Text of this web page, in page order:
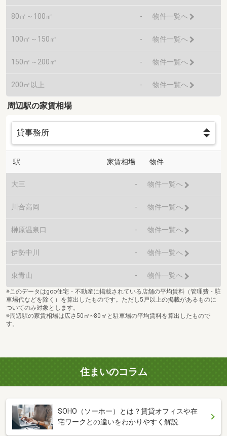
80㎡～100㎡ - 物件一覧へ
100㎡～150㎡ - 物件一覧へ
150㎡～200㎡ - 物件一覧へ
200㎡以上 - 物件一覧へ
周辺駅の家賃相場
駅 家賃相場 物件
大三 - 物件一覧へ
川合高岡 - 物件一覧へ
榊原温泉口 - 物件一覧へ
伊勢中川 - 物件一覧へ
東青山 - 物件一覧へ
※このデータはgoo住宅・不動産に掲載されている店舗の平均賃料（管理費・駐
車場代などを除く）を算出したものです。ただし5戸以上の掲載があるものに
ついてのみ対象とします。
※周辺駅の家賃相場は広さ50㎡~80㎡と駐車場の平均賃料を算出したもので
す。
住まいのコラム
SOHO（ソーホー）とは？賃貸オフィスや在
宅ワークとの違いをわかりやすく解説